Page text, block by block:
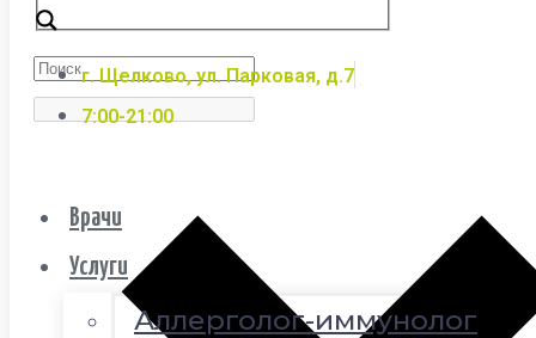
г. Щелково, ул. Парковая, д.7
7:00-21:00
Врачи
Услуги
Аллерголог-иммунолог